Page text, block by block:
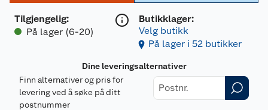
Tilgjengelig:
På lager (6-20)
Butikklager:
Velg butikk
På lager i 52 butikker
Dine leveringsalternativer
Finn alternativer og pris for
levering ved å søke på ditt
postnummer